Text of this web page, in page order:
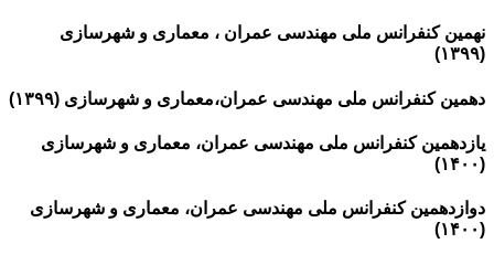
نهمین کنفرانس ملی مهندسی عمران ، معماری و شهرسازی
(۱۳۹۹)
دهمین کنفرانس ملی مهندسی عمران،معماری و شهرسازی (۱۳۹۹)
یازدهمین کنفرانس ملی مهندسی عمران، معماری و شهرسازی
(۱۴۰۰)
دوازدهمین کنفرانس ملی مهندسی عمران، معماری و شهرسازی
(۱۴۰۰)